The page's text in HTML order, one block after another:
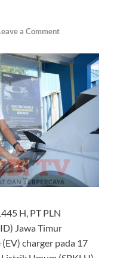
a Comment
H, PT PLN
Jawa Timur
charger pada 17